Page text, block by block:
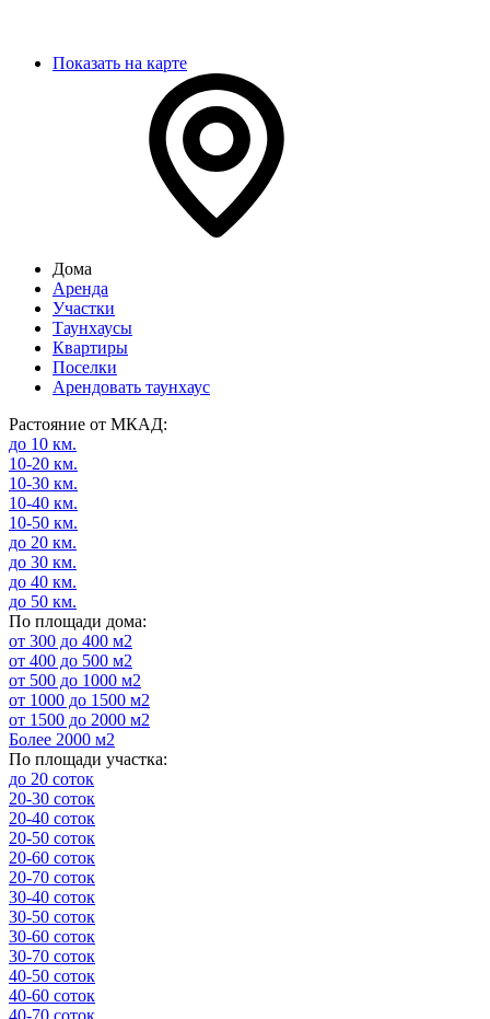
Показать на карте
Дома
Аренда
Участки
Таунхаусы
Квартиры
Поселки
Арендовать таунхаус
Растояние от МКАД:
до 10 км.
10-20 км.
10-30 км.
10-40 км.
10-50 км.
до 20 км.
до 30 км.
до 40 км.
до 50 км.
По площади дома:
от 300 до 400 м2
от 400 до 500 м2
от 500 до 1000 м2
от 1000 до 1500 м2
от 1500 до 2000 м2
Более 2000 м2
По площади участка:
до 20 соток
20-30 соток
20-40 соток
20-50 соток
20-60 соток
20-70 соток
30-40 соток
30-50 соток
30-60 соток
30-70 соток
40-50 соток
40-60 соток